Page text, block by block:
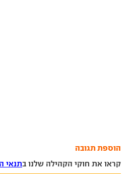
הוספת תגובה
קראו את חוקי הקהילה שלנו בתנאי